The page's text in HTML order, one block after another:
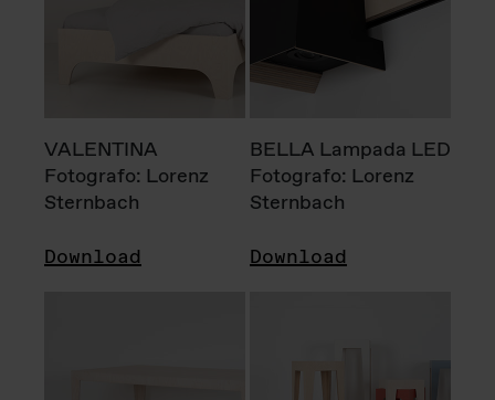
VALENTINA
Fotografo: Lorenz
Sternbach
Download
BELLA Lampada LED
Fotografo: Lorenz
Sternbach
Download